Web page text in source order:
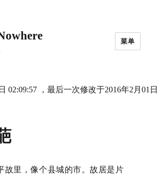
菜单
02:09:57 ，最后一次修改于2016年2月01日
故里，像个县城的市。故居是片